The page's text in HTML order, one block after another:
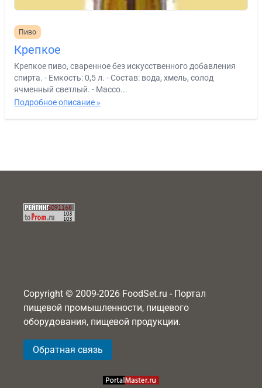
Пиво
Крепкое
Крепкое пиво, сваренное без искусственного добавления
спирта. - Емкость: 0,5 л. - Состав: вода, хмель, солод
ячменный светлый. - Массо...
Подробное описание »
Copyright © 2009-2026 FoodSet.ru - Портал
пищевой промышленности, пищевого
оборудования, пищевой продукции.
Обратная связь